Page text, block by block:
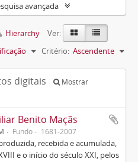
avançada
Hierarchy
Ver:
Critério: Ascendente
digitais
Mostrar
Benito Maçãs
Fundo 1681-2007
recebida e acumulada,
e o início do século XXI, pelos